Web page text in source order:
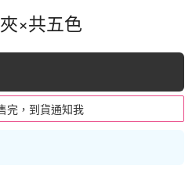
×共五色
完，到貨通知我